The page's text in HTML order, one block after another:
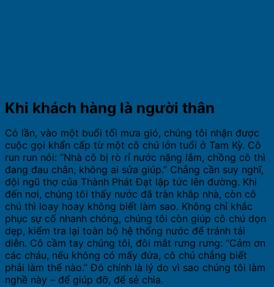
Khi khách hàng là người thân
Có lần, vào một buổi tối mưa gió, chúng tôi nhận được
cuộc gọi khẩn cấp từ một cô chú lớn tuổi ở Tam Kỳ. Cô
run run nói: “Nhà cô bị rò rỉ nước nặng lắm, chồng cô thì
đang đau chân, không ai sửa giúp.” Chẳng cần suy nghĩ,
đội ngũ thợ của Thành Phát Đạt lập tức lên đường. Khi
đến nơi, chúng tôi thấy nước đã tràn khắp nhà, còn cô
chú thì loay hoay không biết làm sao. Không chỉ khắc
phục sự cố nhanh chóng, chúng tôi còn giúp cô chú dọn
dẹp, kiểm tra lại toàn bộ hệ thống nước để tránh tái
diễn. Cô cầm tay chúng tôi, đôi mắt rưng rưng: “Cảm ơn
các cháu, nếu không có mấy đứa, cô chú chẳng biết
phải làm thế nào.” Đó chính là lý do vì sao chúng tôi làm
nghề này – để giúp đỡ, để sẻ chia.